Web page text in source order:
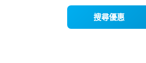
搜尋優惠